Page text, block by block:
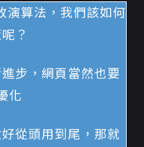
算法，我們該如何
？
步，網頁當然也要
化
從頭用到尾，那就